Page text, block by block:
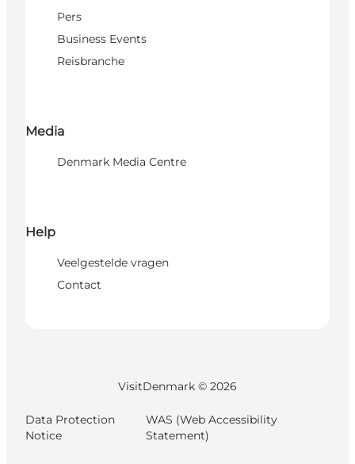
Pers
Business Events
Reisbranche
Media
Denmark Media Centre
Help
Veelgestelde vragen
Contact
VisitDenmark © 2026
Data Protection
Notice
WAS (Web Accessibility
Statement)